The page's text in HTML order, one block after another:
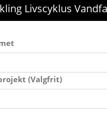
Livscyklus
(Valgfrit)